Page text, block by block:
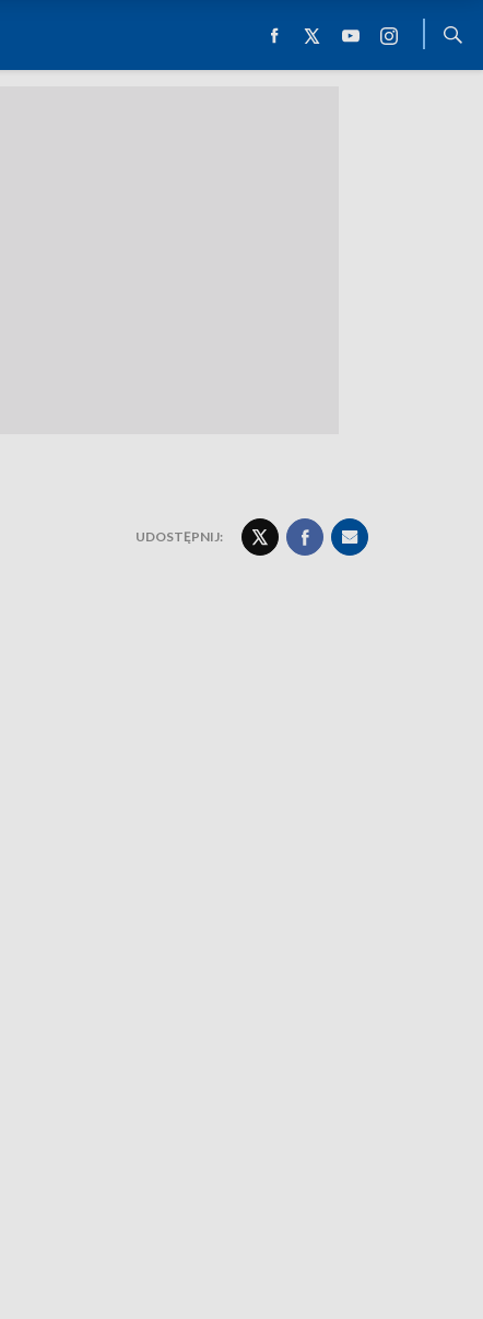
UDOSTĘPNIJ: